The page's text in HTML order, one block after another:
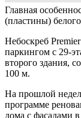
Главная
(пластины)
Небоскреб
паркингом с 29-
второго здания,
100 м.
На прошлой
программе
дома с фасадами